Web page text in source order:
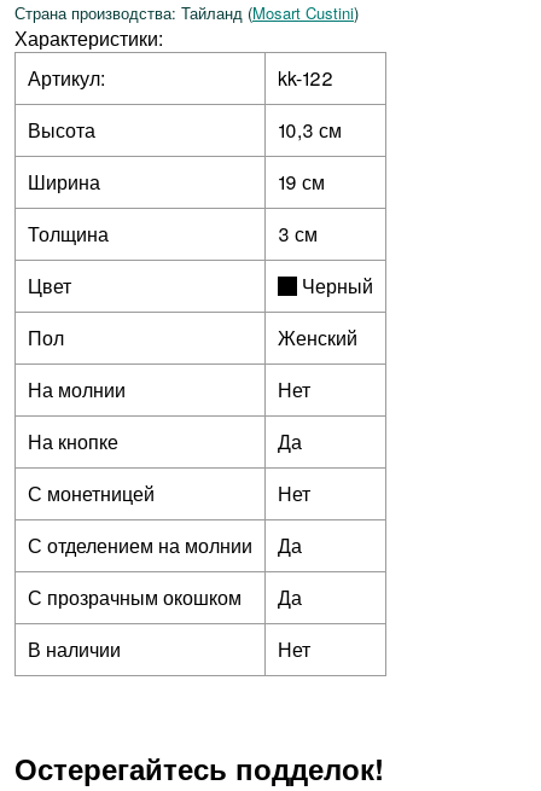
Страна производства: Тайланд (Mosart Custini)
Характеристики:
Артикул:
kk-122
Высота
10,3 см
Ширина
19 см
Толщина
3 см
Цвет
Черный
Пол
Женский
На молнии
Нет
На кнопке
Да
С монетницей
Нет
С отделением на молнии
Да
С прозрачным окошком
Да
В наличии
Нет
Остерегайтесь подделок!